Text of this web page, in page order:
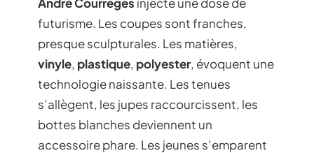
futurisme. Les coupes sont franches,
presque sculpturales. Les matières,
vinyle, plastique, polyester, évoquent une
technologie naissante. Les tenues
s’allègent, les jupes raccourcissent, les
bottes blanches deviennent un
accessoire phare. Les jeunes s’emparent